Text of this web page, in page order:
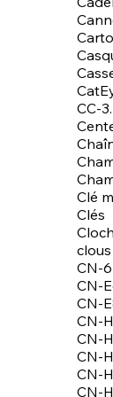
CC-
Clé
Clés
clous
CN-
CN-
CN-
CN-
CN-
CN-
CN-
CN-